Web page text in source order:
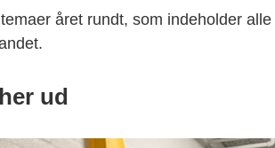
året rundt, som indeholder
ud